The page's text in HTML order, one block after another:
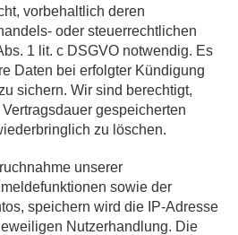
vorbehaltlich deren
oder steuerrechtlichen
1 lit. c DSGVO notwendig. Es
Daten bei erfolgter Kündigung
sichern. Wir sind berechtigt,
gespeicherten
zu löschen.
unserer
sowie der
speichern wird die IP-Adresse
Nutzerhandlung. Die